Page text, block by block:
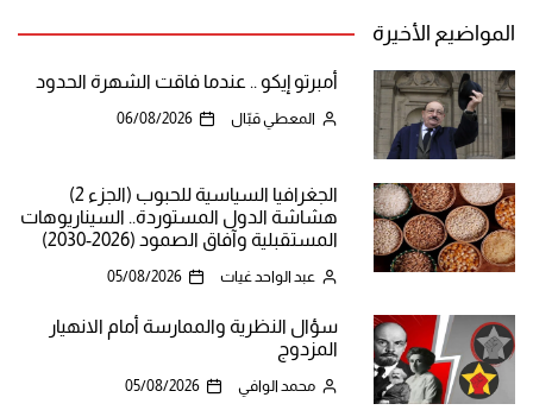
المواضيع الأخيرة
أمبرتو إيكو .. عندما فاقت الشهرة الحدود
المعطي قبّال 06/08/2026
الجغرافيا السياسية للحبوب (الجزء 2)
هشاشة الدول المستوردة.. السيناريوهات
المستقبلية وآفاق الصمود (2026-2030)
عبد الواحد غيات 05/08/2026
سؤال النظرية والممارسة أمام الانهيار
المزدوج
محمد الوافي 05/08/2026